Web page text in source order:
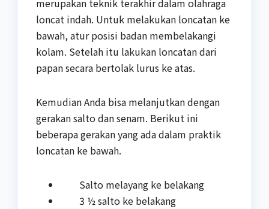
merupakan teknik terakhir dalam olahraga
loncat indah. Untuk melakukan loncatan ke
bawah, atur posisi badan membelakangi
kolam. Setelah itu lakukan loncatan dari
papan secara bertolak lurus ke atas.
Kemudian Anda bisa melanjutkan dengan
gerakan salto dan senam. Berikut ini
beberapa gerakan yang ada dalam praktik
loncatan ke bawah.
Salto melayang ke belakang
3 ½ salto ke belakang